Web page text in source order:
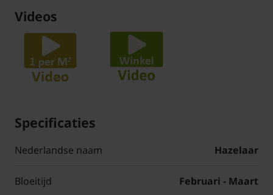
Videos
Specificaties
Nederlandse naam Hazelaar
Bloeitijd Februari - Maart